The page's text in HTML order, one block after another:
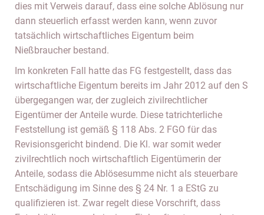
dies mit Verweis darauf, dass eine solche Ablösung nur
dann steuerlich erfasst werden kann, wenn zuvor
tatsächlich wirtschaftliches Eigentum beim
Nießbraucher bestand.
Im konkreten Fall hatte das FG festgestellt, dass das
wirtschaftliche Eigentum bereits im Jahr 2012 auf den S
übergegangen war, der zugleich zivilrechtlicher
Eigentümer der Anteile wurde. Diese tatrichterliche
Feststellung ist gemäß § 118 Abs. 2 FGO für das
Revisionsgericht bindend. Die Kl. war somit weder
zivilrechtlich noch wirtschaftlich Eigentümerin der
Anteile, sodass die Ablösesumme nicht als steuerbare
Entschädigung im Sinne des § 24 Nr. 1 a EStG zu
qualifizieren ist. Zwar regelt diese Vorschrift, dass